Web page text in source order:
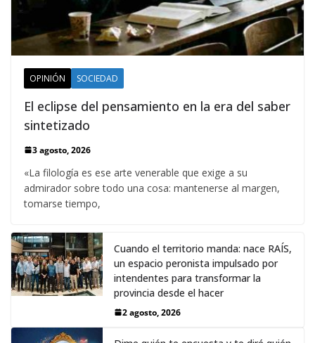
OPINIÓN SOCIEDAD
El eclipse del pensamiento en la era del saber
sintetizado
3 agosto, 2026
«La filología es ese arte venerable que exige a su
admirador sobre todo una cosa: mantenerse al margen,
tomarse tiempo,
Cuando el territorio manda: nace RAÍS,
un espacio peronista impulsado por
intendentes para transformar la
provincia desde el hacer
2 agosto, 2026